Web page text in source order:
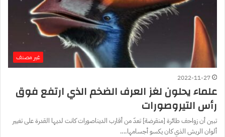
غير مصنف
2022-11-27
علماء يحلون لغز العرف الضخم الذي ارتفع فوق
رأس التيروصورات
تبين أن زواحف طائرة [منقرضة] تعدّ من أقارب الديناصورات كانت لديها القدرة على تغيير
ألوان الريش الذي كان يكسو أجسامها.…